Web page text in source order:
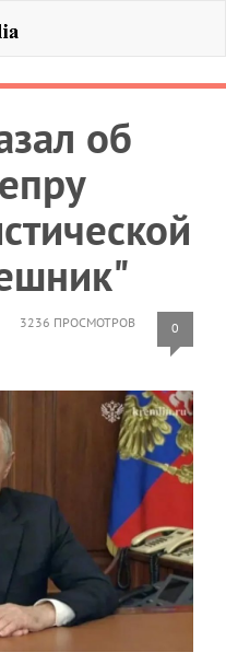
об
3236 ПРОСМОТРОВ 0